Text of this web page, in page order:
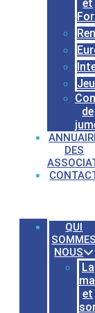
et
de
DES
QUI
SOMMES
NOUS
La
et